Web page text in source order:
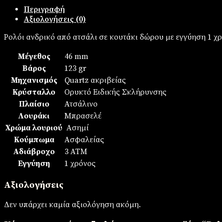
Περιγραφή
Αξιολογήσεις (0)
Ρολόι ανδρικό από ατσάλι σε κουτάκι δώρου με εγγύηση 1
Μέγεθος
46 mm
Βάρος
123 gr
Μηχανισμός
Quartz ακριβείας
Κρύσταλλο
Ορυκτό Ειδικής Σκλήρυνσης
Πλαίσιο
Ατσάλινο
Λουράκι
Μπρασελέ
Χρώμα λουριού Ασημί
Κούμπωμα
Ασφαλείας
Αδιάβροχο
3 ATM
Εγγύηση
1 χρόνος
Αξιολογήσεις
Δεν υπάρχει καμία αξιολόγηση ακόμη.